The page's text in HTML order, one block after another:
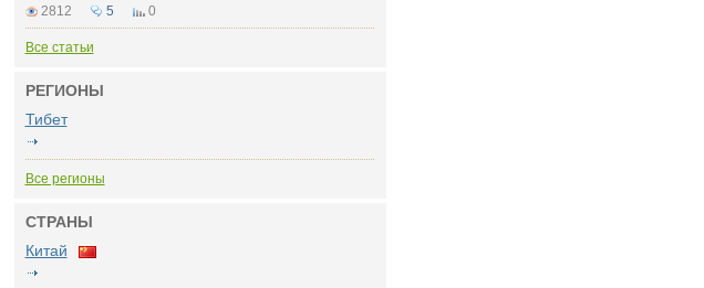
2812
5 0
Все статьи
РЕГИОНЫ
Тибет
Все регионы
СТРАНЫ
Китай